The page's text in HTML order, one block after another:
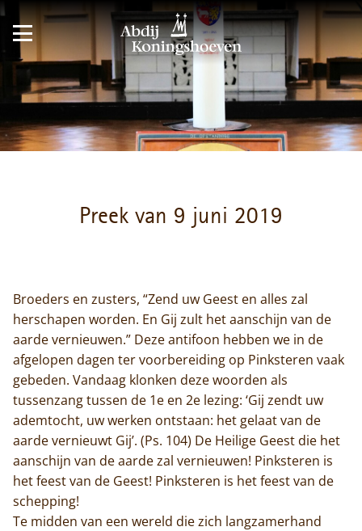
Preek van 9 juni 2019
Broeders en zusters, “Zend uw Geest en alles zal
herschapen worden. En Gij zult het aanschijn van de
aarde vernieuwen.” Deze antifoon hebben we in de
afgelopen dagen ter voorbereiding op Pinksteren vaak
gebeden. Vandaag klonken deze woorden als
tussenzang tussen de 1e en 2e lezing: ‘Gij zendt uw
ademtocht, uw werken ontstaan: het gelaat van de
aarde vernieuwt Gij’. (Ps. 104) De Heilige Geest die het
aanschijn van de aarde zal vernieuwen! Pinksteren is
het feest van de Geest! Pinksteren is het feest van de
schepping!
Te midden van een wereld die zich langzamerhand